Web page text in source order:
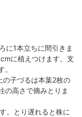
に1本立ちに間引きま
に植えつけます。支
子づるは本葉2枚の
の高さで摘みとりま
。とり遅れると株に